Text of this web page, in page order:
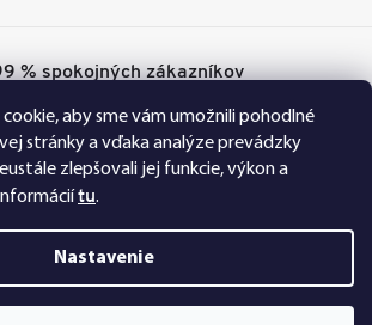
aby sme vám umožnili pohodlné
stránky a vďaka analýze prevádzky
zlepšovali jej funkcie, výkon a
tu.
Nastavenie
% spokojných zákazníkov